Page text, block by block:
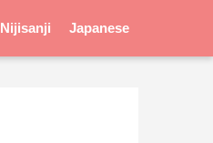
Nijisanji Japanese